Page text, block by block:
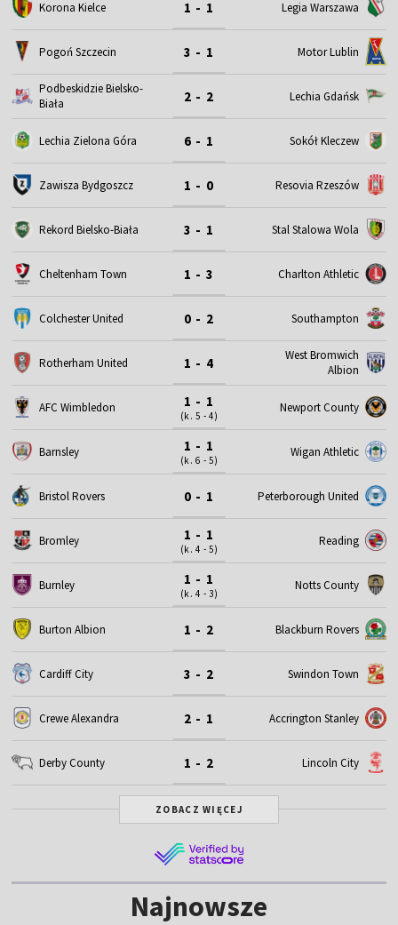
Korona Kielce 1 - 1 Legia Warszawa
Pogoń Szczecin 3 - 1 Motor Lublin
Podbeskidzie Bielsko-
Biała
2 - 2 Lechia Gdańsk
Lechia Zielona Góra 6 - 1 Sokół Kleczew
Zawisza Bydgoszcz 1 - 0 Resovia Rzeszów
Rekord Bielsko-Biała 3 - 1 Stal Stalowa Wola
Cheltenham Town 1 - 3 Charlton Athletic
Colchester United 0 - 2 Southampton
Rotherham United 1 - 4
West Bromwich
Albion
AFC Wimbledon 1 - 1
(k. 5 - 4)
Newport County
Barnsley 1 - 1
(k. 6 - 5)
Wigan Athletic
Bristol Rovers 0 - 1 Peterborough United
Bromley 1 - 1
(k. 4 - 5)
Reading
Burnley 1 - 1
(k. 4 - 3)
Notts County
Burton Albion 1 - 2 Blackburn Rovers
Cardiff City 3 - 2 Swindon Town
Crewe Alexandra 2 - 1 Accrington Stanley
Derby County 1 - 2 Lincoln City
ZOBACZ WIĘCEJ
Najnowsze